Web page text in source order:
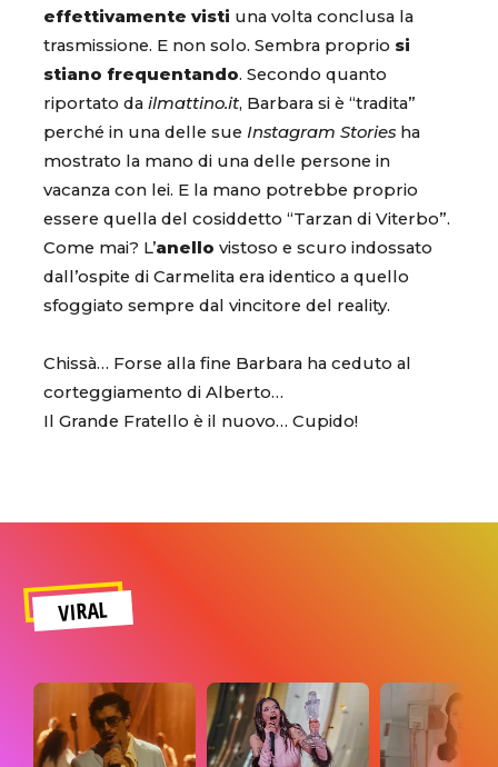
effettivamente visti una volta conclusa la
trasmissione. E non solo. Sembra proprio si
stiano frequentando. Secondo quanto
riportato da ilmattino.it, Barbara si è “tradita”
perché in una delle sue Instagram Stories ha
mostrato la mano di una delle persone in
vacanza con lei. E la mano potrebbe proprio
essere quella del cosiddetto “Tarzan di Viterbo”.
Come mai? L’anello vistoso e scuro indossato
dall’ospite di Carmelita era identico a quello
sfoggiato sempre dal vincitore del reality.
Chissà… Forse alla fine Barbara ha ceduto al
corteggiamento di Alberto…
Il Grande Fratello è il nuovo… Cupido!
VIRAL